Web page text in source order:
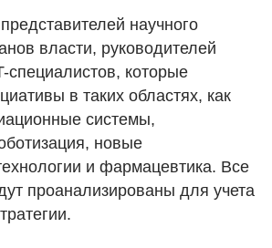
научного
власти, руководителей
специалистов, которые
в таких областях, как
системы,
новые
и фармацевтика. Все
проанализированы для учета